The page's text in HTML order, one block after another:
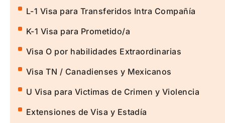
L-1 Visa para Transferidos Intra Compañía
K-1 Visa para Prometido/a
Visa O por habilidades Extraordinarias
Visa TN / Canadienses y Mexicanos
U Visa para Victimas de Crimen y Violencia
Extensiones de Visa y Estadía